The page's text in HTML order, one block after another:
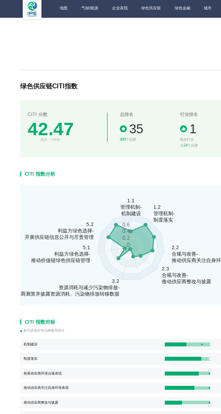
地图 气候/能源 企业表现 绿色供应链 绿色金融 城市
绿色供应链CITI指数
CITI 分数
42.47
总分：100分
总排名
35
800个品牌
行业排名
1
纸业行业
共24个品牌
CITI 指数分析
1.1
管理机制-
机制建设
1.2
管理机制-
制度落实
2.2
合规与改善-
推动供应商关注自身
2.3
合规与改善-
推动供应商整改与披露
3.2
资源消耗与减少污染物排放-
推动供应商测算并披露资源消耗、污染物排放转移数据
5.1
利益方绿色选择-
推动价值链绿色供应链管理
5.2
利益方绿色选择-
开展供应链信息公开与尽责管理
0
0.2
0.4
0.6
CITI 指数对标
表示该项所有品牌最高得分
机制建设
制度落实
检索供应商环境合规表现
推动供应商关注自身环境表现
推动供应商整改与披露